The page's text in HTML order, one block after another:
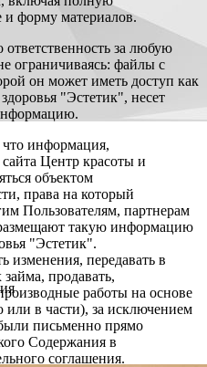
и форму материалов.
ответственность за любую
ограничиваясь: файлы с
он может иметь доступ как
"Эстетик", несет
что информация,
сайта Центр красоты и
объектом
права на который
Пользователям, партнерам
такую информацию
"Эстетик".
изменения, передавать в
займа, продавать,
работы на основе
в части), за исключением
письменно прямо
Содержания в
соглашения.